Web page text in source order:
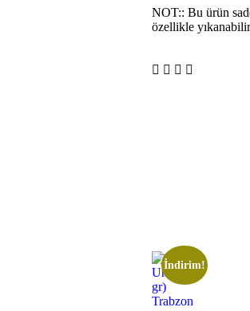
NOT:: Bu ürün
özellikle
İndirim!